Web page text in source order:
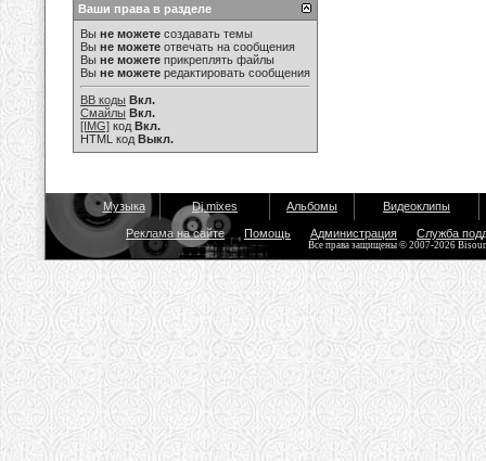
Ваши права в разделе
Вы не можете создавать темы
Вы не можете отвечать на сообщения
Вы не можете прикреплять файлы
Вы не можете редактировать сообщения
BB коды Вкл.
Смайлы Вкл.
[IMG] код Вкл.
HTML код Выкл.
Музыка Dj mixes Альбомы Видеоклипы
Реклама на сайте Помощь Администрация Служба
Все права защищены © 2007-2026